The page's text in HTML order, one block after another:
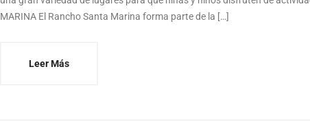
MARINA El Rancho Santa Marina forma parte de la […]
Leer Más